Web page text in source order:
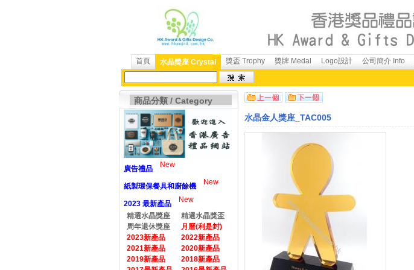
首頁 水晶獎座 Crystal 獎盃 Trophy 獎牌 Medal Logo設計 公司簡介 Info
商品分類 / Category
廣告禮品 New
紙製環保餐具和廚餘機 New
2023 最新產品
New
精選水晶獎座
精選水晶獎盃
周年退休獎座
月曆(利是封)
2023新產品
2022新產品
2021新產品
2020新產品
2019新產品
2018新產品
水晶金人獎座_TAC005